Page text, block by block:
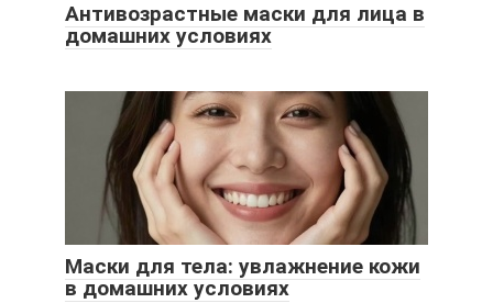
Антивозрастные маски для лица в
домашних условиях
Маски для тела: увлажнение кожи
в домашних условиях